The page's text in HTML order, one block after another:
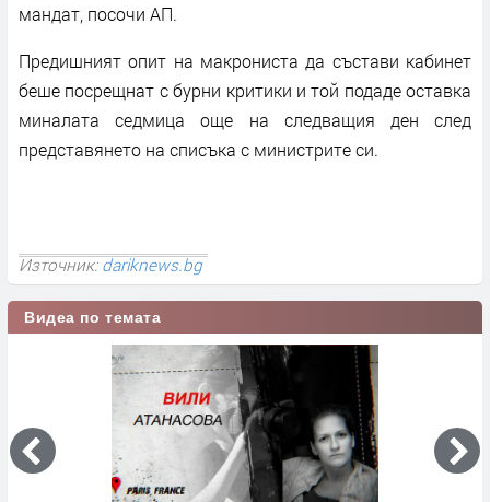
мандат, посочи АП.
Предишният опит на макрониста да състави кабинет
беше посрещнат с бурни критики и той подаде оставка
миналата седмица още на следващия ден след
представянето на списъка с министрите си.
Източник:dariknews.bg
Видеа по темата